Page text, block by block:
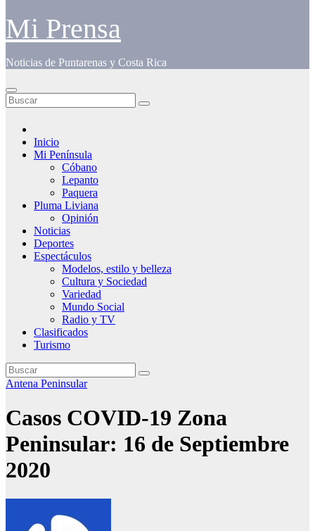
Mi Prensa
Noticias de Puntarenas y Costa Rica
Inicio
Mi Península
Cóbano
Lepanto
Paquera
Pluma Liviana
Opinión
Noticias
Deportes
Espectáculos
Modelos, estilo y belleza
Cultura y Sociedad
Variedad
Mundo Social
Radio y TV
Clasificados
Turismo
Antena Peninsular
Casos COVID-19 Zona
Peninsular: 16 de Septiembre
2020